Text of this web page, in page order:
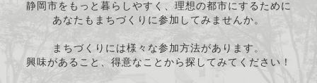
静岡市をもっと暮らしやすく、理想の都市にするために
あなたもまちづくりに参加してみませんか。
まちづくりには様々な参加方法があります。
興味があること、得意なことから探してみてください！